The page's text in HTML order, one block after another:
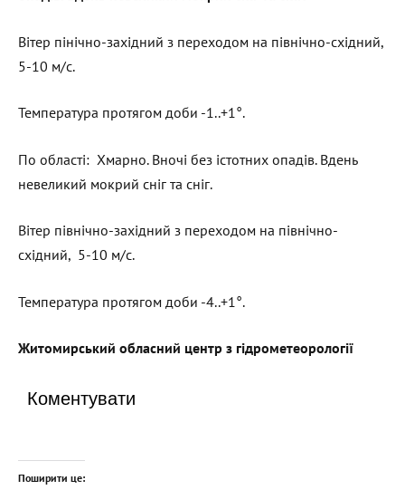
Вітер пінічно-західний з переходом на північно-східний,
5-10 м/с.
Температура протягом доби -1..+1°.
По області: Хмарно. Вночі без істотних опадів. Вдень
невеликий мокрий сніг та сніг.
Вітер північно-західний з переходом на північно-
східний, 5-10 м/с.
Температура протягом доби -4..+1°.
Житомирський обласний центр з гідрометеорології
Коментувати
Поширити це: